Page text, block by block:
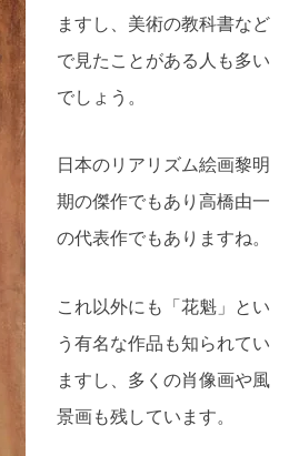
ますし、美術の教科書など
で見たことがある人も多い
でしょう。
日本のリアリズム絵画黎明
期の傑作でもあり高橋由一
の代表作でもありますね。
これ以外にも「花魁」とい
う有名な作品も知られてい
ますし、多くの肖像画や風
景画も残しています。